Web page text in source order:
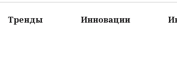
Тренды Инновации